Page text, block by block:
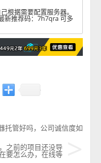
根据需要配置服务器。
新推荐码：7h7qra 可多
托管好吗，公司诚信度如
之前的项目还没导
要怎么办，在线等